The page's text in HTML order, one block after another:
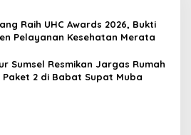
Raih UHC Awards 2026, Bukti
Pelayanan Kesehatan Merata
Sumsel Resmikan Jargas Rumah
Paket 2 di Babat Supat Muba